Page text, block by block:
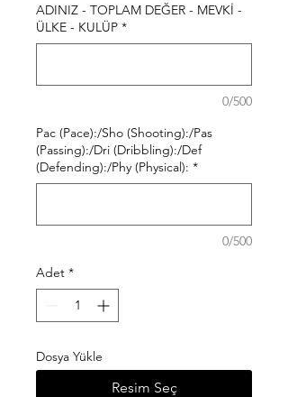
ADINIZ - TOPLAM DEĞER - MEVKİ -
ÜLKE - KULÜP *
0/500
Pac (Pace):/Sho (Shooting):/Pas
(Passing):/Dri (Dribbling):/Def
(Defending):/Phy (Physical): *
0/500
Adet *
Dosya Yükle
Resim Seç